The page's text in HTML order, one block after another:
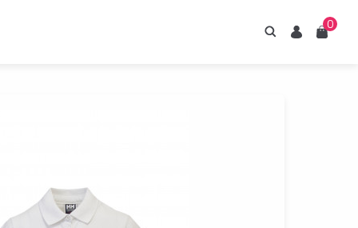
ESTIAN
HledáníUživatelKošík
0